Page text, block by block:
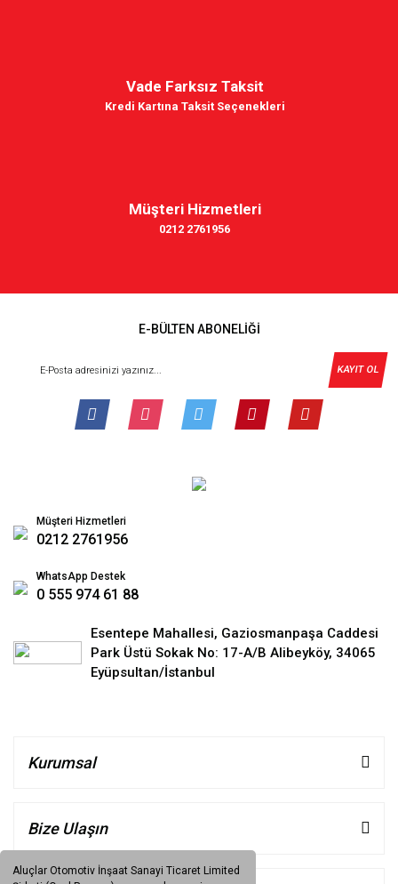
Aluçlar Otomotiv İnşaat Sanayi Ticaret Limited
Vade Farksız Taksit
Kredi Kartına Taksit Seçenekleri
Müşteri Hizmetleri
0212 2761956
E-BÜLTEN ABONELİĞİ
KAYIT OL
Müşteri Hizmetleri
0212 2761956
WhatsApp Destek
0 555 974 61 88
Esentepe Mahallesi, Gaziosmanpaşa Caddesi
Park Üstü Sokak No: 17-A/B Alibeyköy, 34065
Eyüpsultan/İstanbul
Kurumsal
Bize Ulaşın